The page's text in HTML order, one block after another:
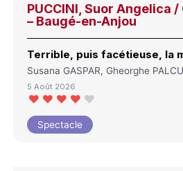
PUCCINI, Suor Angelica
– Baugé-en-Anjou
Terrible, puis facétieuse, la
Susana GASPAR, Gheorghe PALCU
5 Août 2026
Spectacle